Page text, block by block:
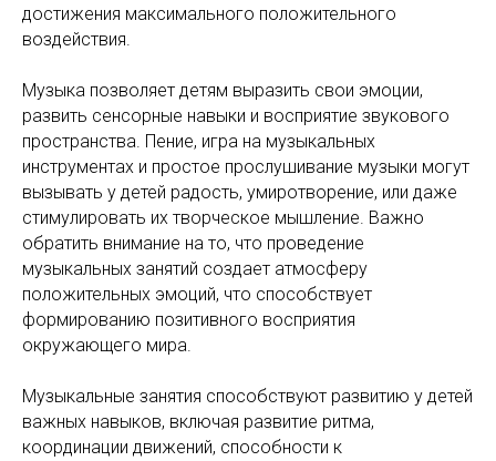
достижения максимального положительного
воздействия.
Музыка позволяет детям выразить свои эмоции,
развить сенсорные навыки и восприятие звукового
пространства. Пение, игра на музыкальных
инструментах и простое прослушивание музыки могут
вызывать у детей радость, умиротворение, или даже
стимулировать их творческое мышление. Важно
обратить внимание на то, что проведение
музыкальных занятий создает атмосферу
положительных эмоций, что способствует
формированию позитивного восприятия
окружающего мира.
Музыкальные занятия способствуют развитию у детей
важных навыков, включая развитие ритма,
координации движений, способности к